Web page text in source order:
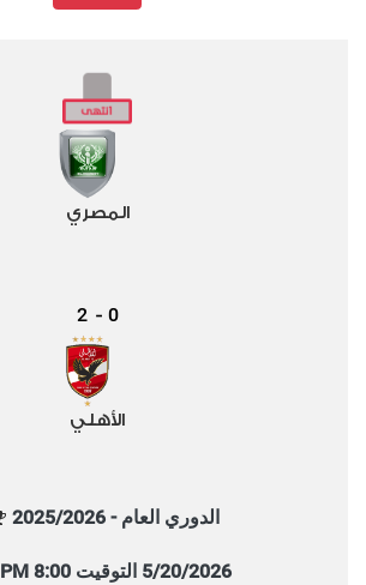
المصري
0
-
2
الأهلي
الدوري العام - 2025/2026
5/20/2026 التوقيت 8:00 PM